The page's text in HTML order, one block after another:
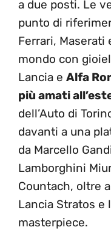
a due posti. Le
punto di
Ferrari,
mondo con
Lancia e Alfa
più amati
dell’Auto di
davanti a una
da Marcello
Lamborghini
Countach, oltre
Lancia Stratos e
masterpiece.